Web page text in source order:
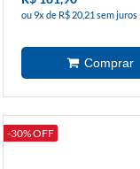
ou 9x de R$ 20,21 sem juros
-30% OFF